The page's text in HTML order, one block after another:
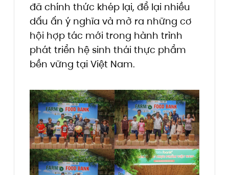
đã chính thức khép lại, để lại nhiều
dấu ấn ý nghĩa và mở ra những cơ
hội hợp tác mới trong hành trình
phát triển hệ sinh thái thực phẩm
bền vững tại Việt Nam.